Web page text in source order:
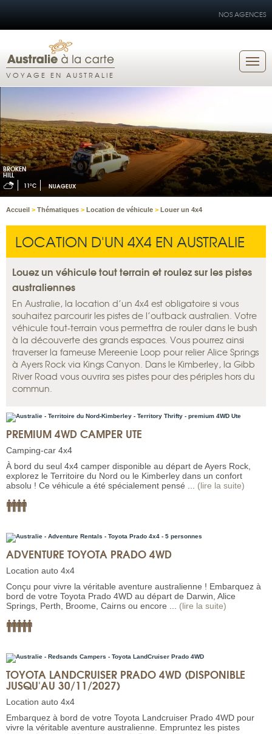
NOS AGENCES
VOYAGE EN AUSTRALIE
BROKEN
HILL
11°C NUAGEUX
Accueil > Thématiques > Location de véhicule > Louer un 4x4
LOCATION D'UN 4X4 EN AUSTRALIE
Louez un véhicule tout terrain et roulez sur les pistes
australiennes
En Australie, la location d’un 4x4 est obligatoire si vous
souhaitez parcourir les pistes de l’outback australien. Votre
véhicule tout-terrain vous permettra de rouler dans le bush
à la découverte des grands espaces. Vous pourrez ainsi
traverser la fameuse Mereenie Loop pour relier Alice Springs
à Ayers Rock via Kings Canyon. Dans le Kimberley, la Gibb
River Road vous ouvrira ses pistes pour des périples hors du
commun.
PREMIUM 4WD CAMPER UTE
Camping-car 4x4
À bord du seul 4x4 camper disponible au départ de Ayers Rock,
explorez le Territoire du Nord ou le Kimberley dans un confort
absolu ! Ce véhicule a été spécialement pensé ... (lire la suite)
ADVENTURE TOYOTA PRADO 4WD
Location auto 4x4
Conçu pour vivre la véritable aventure australienne ! Embarquez à
bord de votre Toyota Prado 4WD au départ de Darwin, Alice
Springs, Perth, Broome, Cairns ou encore ... (lire la suite)
TOYOTA LANDCRUISER PRADO 4WD (DISPONIBLE
JUSQU'AU 30/11/2027)
Location auto 4x4
Embarquez à bord de votre Toyota Landcruiser Prado 4WD pour
vivre la véritable aventure australienne. Empruntez les pistes